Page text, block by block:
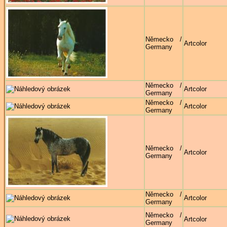
Německo /
Germany
Artcolor
Německo /
Germany
Artcolor
Německo /
Germany
Artcolor
Německo /
Germany
Artcolor
Německo /
Germany
Artcolor
Německo /
Germany
Artcolor